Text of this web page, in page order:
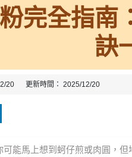
完全指南
訣
20 更新時間： 2025/12/20
可能馬上想到蚵仔煎或肉圓，